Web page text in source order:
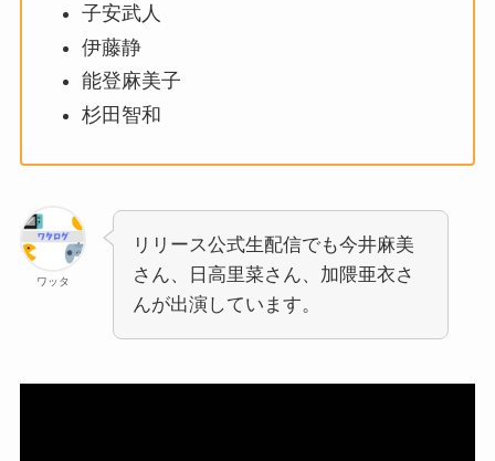
子安武人
伊藤静
能登麻美子
杉田智和
ワッタ
リリース公式生配信でも今井麻美
さん、日高里菜さん、加隈亜衣さ
んが出演しています。